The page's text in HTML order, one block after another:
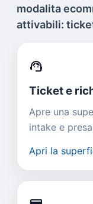
modalita
attivabili:
support_agent
Ticket e
Apre una
intake e
Apri la